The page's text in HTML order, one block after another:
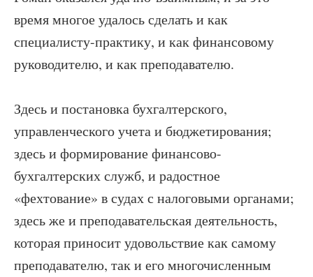
время многое удалось сделать и как
специалисту-практику, и как финансовому
руководителю, и как преподавателю.
Здесь и постановка бухгалтерского,
управленческого учета и бюджетирования;
здесь и формирование финансово-
бухгалтерских служб, и радостное
«фехтование» в судах с налоговыми органами;
здесь же и преподавательская деятельность,
которая приносит удовольствие как самому
преподавателю, так и его многочисленным